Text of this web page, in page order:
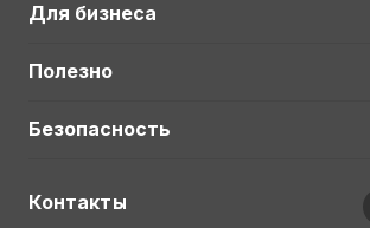
Для бизнеса
Полезно
Безопасность
Контакты